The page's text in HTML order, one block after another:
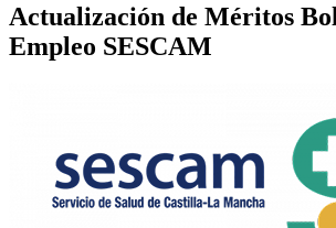
Actualización de Méritos
Empleo SESCAM